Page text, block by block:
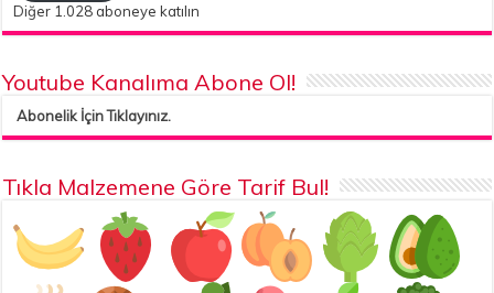
Diğer 1.028 aboneye katılın
Youtube Kanalıma Abone Ol!
Abonelik İçin Tıklayınız.
Tıkla Malzemene Göre Tarif Bul!